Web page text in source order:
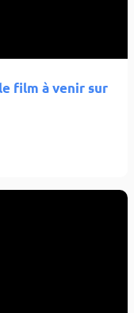
film à venir sur